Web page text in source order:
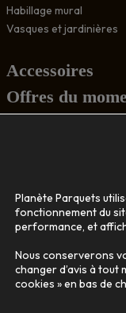
Habillage mural
Vasques et jardinières
Accessoires
Offres du
Le showroom
Nos engagements
Contact
Planète Parquets
fonctionnement du
performance, et
Nous conserverons
changer d’avis à tout
cookies » en bas de